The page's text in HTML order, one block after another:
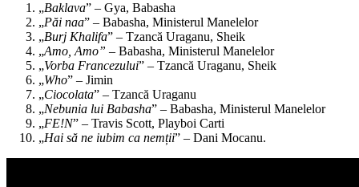
„Baklava” – Gya, Babasha
„Păi naa” – Babasha, Ministerul Manelelor
„Burj Khalifa” – Tzancă Uraganu, Sheik
„Amo, Amo” – Babasha, Ministerul Manelelor
„Vorba Francezului” – Tzancă Uraganu, Sheik
„Who” – Jimin
„Ciocolata” – Tzancă Uraganu
„Nebunia lui Babasha” – Babasha, Ministerul Manelelor
„FE!N” – Travis Scott, Playboi Carti
„Hai să ne iubim ca nemții” – Dani Mocanu.